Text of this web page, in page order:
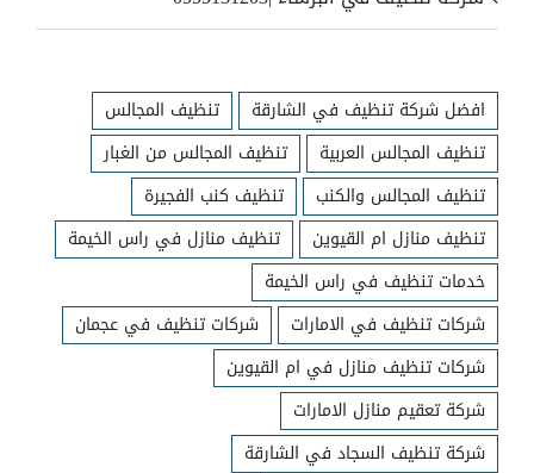
افضل شركة تنظيف في الشارقة
تنظيف المجالس
تنظيف المجالس العربية
تنظيف المجالس من الغبار
تنظيف المجالس والكنب
تنظيف كنب الفجيرة
تنظيف منازل ام القيوين
تنظيف منازل في راس الخيمة
خدمات تنظيف في راس الخيمة
شركات تنظيف في الامارات
شركات تنظيف في عجمان
شركات تنظيف منازل في ام القيوين
شركة تعقيم منازل الامارات
شركة تنظيف السجاد في الشارقة